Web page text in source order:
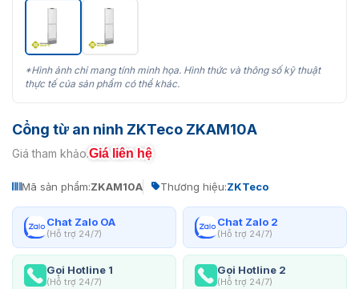
*Hình ảnh chỉ mang tính minh họa. Hình thức và thông số kỹ thuật
thực tế của sản phẩm có thể khác.
Cổng từ an ninh ZKTeco ZKAM10A
Giá tham khảo:Giá liên hệ
Mã sản phẩm:ZKAM10A Thương hiệu:ZKTeco
Chat Zalo OA
(Hỗ trợ 24/7)
Chat Zalo 2
(Hỗ trợ 24/7)
Gọi Hotline 1
(Hỗ trợ 24/7)
Gọi Hotline 2
(Hỗ trợ 24/7)